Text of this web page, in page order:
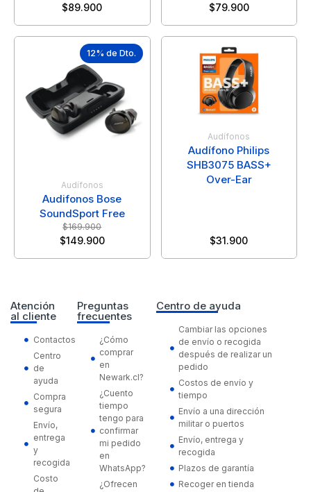
$89.900 $79.900
12% de Dto.
Audífonos
Audifonos Bose
SoundSport Free
$169.900
$149.900
Audífonos
Audífono Philips
SHB3075 BASS+
Over-Ear
$31.900
Atención
al cliente
Contactos
Centro
de
ayuda
Compra
segura
Envío,
entrega
y
recogida
Costo
Preguntas
frecuentes
¿Cómo
comprar
en
Newark.cl?
¿Cuento
tiempo
tengo para
confirmar
mi pedido
en
WhatsApp?
¿Ofrecen
Centro de ayuda
Cambiar las opciones
de envío o recogida
después de realizar un
pedido
Costos de envío y
tiempo
Envío a una dirección
militar o puertos
Envío, entrega y
recogida
Plazos de garantía
Recoger en tienda